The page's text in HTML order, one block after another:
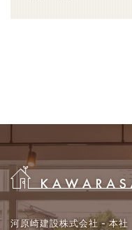
河原崎建設株式会社 - 本社